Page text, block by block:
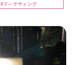
#マーケティング